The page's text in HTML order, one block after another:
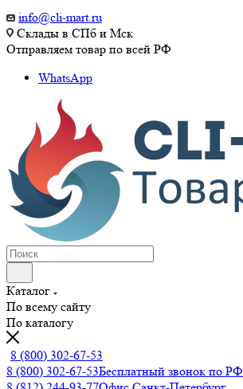
info@cli-mart.ru
Склады в СПб и Мск
Отправляем товар по всей РФ
WhatsApp
Каталог
По всему сайту
По каталогу
8 (800) 302-67-53
8 (800) 302-67-53Бесплатный звонок по РФ